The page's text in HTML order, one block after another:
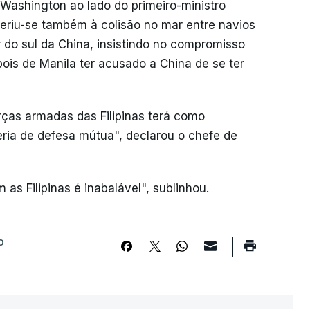
ao lado do primeiro-ministro
se também à colisão no mar entre navios
sul da China, insistindo no compromisso
de Manila ter acusado a China de se ter
armadas das Filipinas terá como
de defesa mútua", declarou o chefe de
as Filipinas é inabalável", sublinhou.